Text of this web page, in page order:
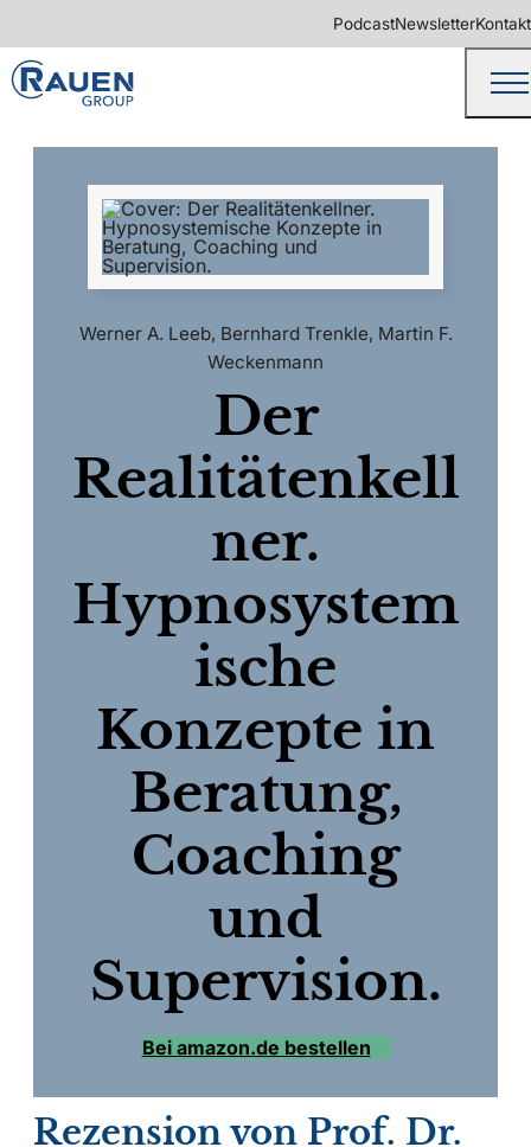
PodcastNewsletterKontakt
Werner A. Leeb, Bernhard Trenkle, Martin F.
Weckenmann
Der
Realitätenkell
ner.
Hypnosystem
ische
Konzepte in
Beratung,
Coaching
und
Supervision.
Bei amazon.de bestellen
Rezension von Prof. Dr.